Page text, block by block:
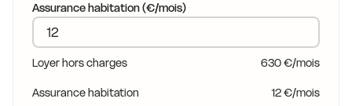
Assurance habitation (€/mois)
Loyer hors charges 630 €/mois
Assurance habitation 12 €/mois